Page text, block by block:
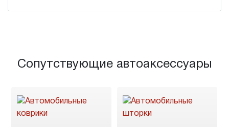
Сопутствующие автоаксессуары